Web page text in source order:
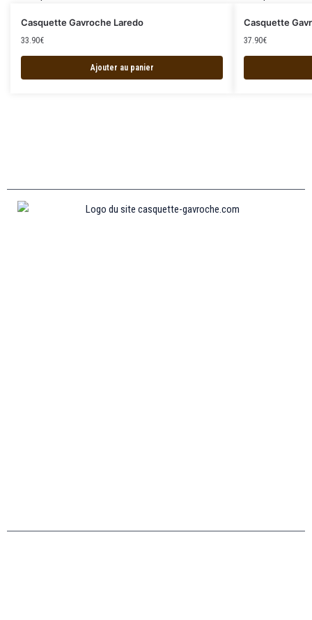
Casquette Gavroche Laredo
33.90€
Ajouter au panier
Casquette
37.90€